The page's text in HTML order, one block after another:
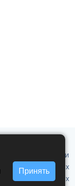
Политика обработки
персональных
данных
Принять